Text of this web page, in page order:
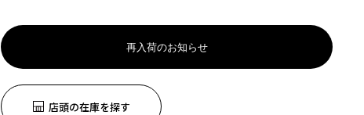
再入荷のお知らせ
店頭の在庫を探す